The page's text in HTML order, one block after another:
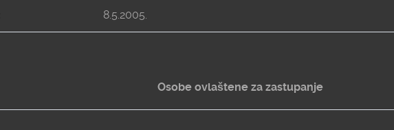
8.5.2005.
Osobe ovlaštene za zastupanje